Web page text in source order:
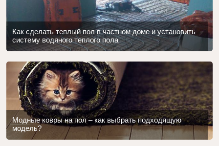
Как сделать теплый пол в частном доме и установить
систему водяного теплого пола
Модные ковры на пол – как выбрать подходящую
модель?